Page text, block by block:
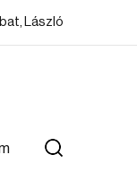
László